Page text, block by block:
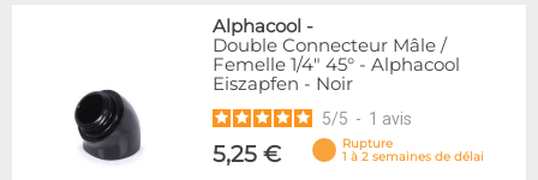
Alphacool -
Double Connecteur Mâle /
Femelle 1/4" 45° - Alphacool
Eiszapfen - Noir
5/5 - 1 avis
5,25 €
Rupture
1 à 2 semaines de délai